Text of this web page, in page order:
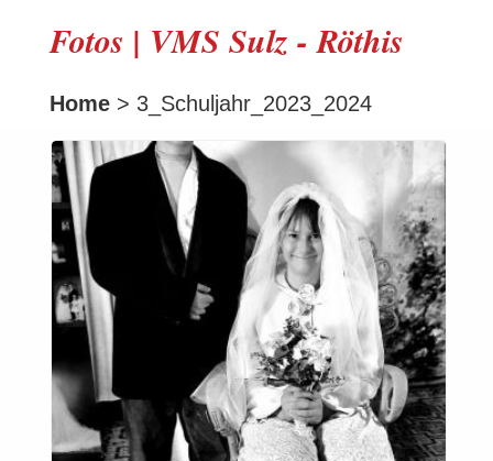
Fotos | VMS Sulz - Röthis
Home> 3_Schuljahr_2023_2024